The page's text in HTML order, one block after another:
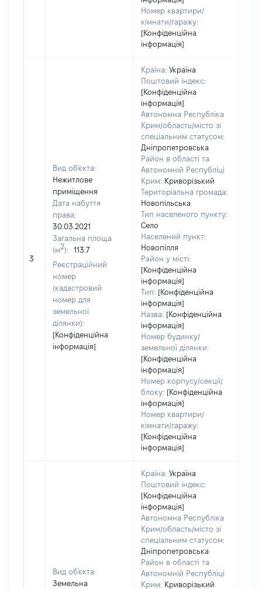
Номер квартири/
кімнати/гаражу:
[Конфіденційна
інформація]
3
Вид об'єкта:
Нежитлове
приміщення
Дата набуття
права:
30.03.2021
Загальна площа
(м2):
113.7
Реєстраційний
номер
(кадастровий
номер для
земельної
ділянки):
[Конфіденційна
інформація]
Країна: Україна
Поштовий індекс:
[Конфіденційна
інформація]
Автономна Республіка
Крим/область/місто зі
спеціальним статусом:
Дніпропетровська
Район в області та
Автономній Республіці
Крим: Криворізький
Територіальна громада:
Новопільська
Тип населеного пункту:
Село
Населений пункт:
Новопілля
Район у місті:
[Конфіденційна
інформація]
Тип: [Конфіденційна
інформація]
Назва: [Конфіденційна
інформація]
Номер будинку/
земельної ділянки:
[Конфіденційна
інформація]
Номер корпусу/секції/
блоку: [Конфіденційна
інформація]
Номер квартири/
кімнати/гаражу:
[Конфіденційна
інформація]
Вид об'єкта:
Земельна
Країна: Україна
Поштовий індекс:
[Конфіденційна
інформація]
Автономна Республіка
Крим/область/місто зі
спеціальним статусом:
Дніпропетровська
Район в області та
Автономній Республіці
Крим: Криворізький